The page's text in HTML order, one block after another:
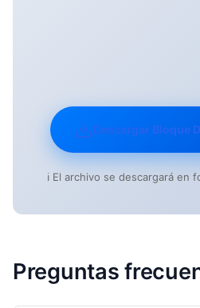
Descargar Bloque
ℹ️ El archivo se descargará en
Preguntas